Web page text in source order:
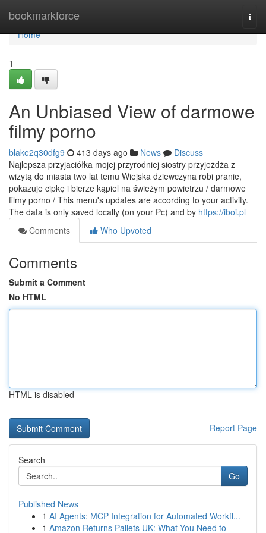
bookmarkforce
Home
Home
1
An Unbiased View of darmowe
filmy porno
blake2q30dfg9 413 days ago News
Discuss
Najlepsza przyjaciółka mojej przyrodniej siostry przyjeżdża z
wizytą do miasta two lat temu Wiejska dziewczyna robi pranie,
pokazuje cipkę i bierze kąpiel na świeżym powietrzu / darmowe
filmy porno / This menu's updates are according to your activity.
The data is only saved locally (on your Pc) and by https://iboi.pl
Comments
Who Upvoted
Comments
Submit a Comment
No HTML
HTML is disabled
Report Page
Search
Go
Published News
1 AI Agents: MCP Integration for Automated Workfl...
1 Amazon Returns Pallets UK: What You Need to